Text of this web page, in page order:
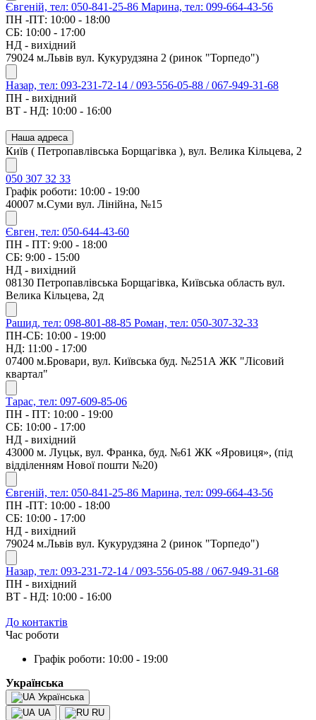
Євгеній, тел: 050-841-25-86 Марина, тел: 099-664-43-56
ПН -ПТ: 10:00 - 18:00
СБ: 10:00 - 17:00
НД - вихідний
79024 м.Львів вул. Кукурудзяна 2 (ринок "Торпедо")
Назар, тел: 093-231-72-14 / 093-556-05-88 / 067-949-31-68
ПН - вихідний
ВТ - НД: 10:00 - 16:00
Наша адреса
Київ ( Петропавлівська Борщагівка ), вул. Велика Кільцева, 2
050 307 32 33
Графік роботи: 10:00 - 19:00
40007 м.Суми вул. Лінійна, №15
Євген, тел: 050-644-43-60
ПН - ПТ: 9:00 - 18:00
СБ: 9:00 - 15:00
НД - вихідний
08130 Петропавлівська Борщагівка, Київська область вул.
Велика Кільцева, 2д
Рашид, тел: 098-801-88-85 Роман, тел: 050-307-32-33
ПН-СБ: 10:00 - 19:00
НД: 11:00 - 17:00
07400 м.Бровари, вул. Київська буд. №251А ЖК "Лісовий
квартал"
Тарас, тел: 097-609-85-06
ПН - ПТ: 10:00 - 19:00
СБ: 10:00 - 17:00
НД - вихідний
43000 м. Луцьк, вул. Франка, буд. №61 ЖК «Яровиця», (під
відділенням Нової пошти №20)
Євгеній, тел: 050-841-25-86 Марина, тел: 099-664-43-56
ПН -ПТ: 10:00 - 18:00
СБ: 10:00 - 17:00
НД - вихідний
79024 м.Львів вул. Кукурудзяна 2 (ринок "Торпедо")
Назар, тел: 093-231-72-14 / 093-556-05-88 / 067-949-31-68
ПН - вихідний
ВТ - НД: 10:00 - 16:00
До контактів
Час роботи
Графік роботи: 10:00 - 19:00
Українська
Українська
UA
RU